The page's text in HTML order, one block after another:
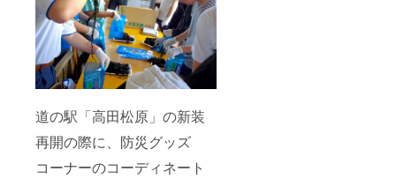
道の駅「高田松原」の新装
再開の際に、防災グッズ
コーナーのコーディネート